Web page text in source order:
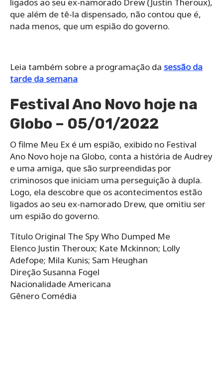
que além de tê-la dispensado, não contou que é,
nada menos, que um espião do governo.
Leia também sobre a programação da sessão da
tarde da semana
Festival Ano Novo hoje na
Globo – 05/01/2022
O filme Meu Ex é um espião, exibido no Festival
Ano Novo hoje na Globo, conta a história de Audrey
e uma amiga, que são surpreendidas por
criminosos que iniciam uma perseguição à dupla.
Logo, ela descobre que os acontecimentos estão
ligados ao seu ex-namorado Drew, que omitiu ser
um espião do governo.
Título Original The Spy Who Dumped Me
Elenco Justin Theroux; Kate Mckinnon; Lolly
Adefope; Mila Kunis; Sam Heughan
Direção Susanna Fogel
Nacionalidade Americana
Gênero Comédia